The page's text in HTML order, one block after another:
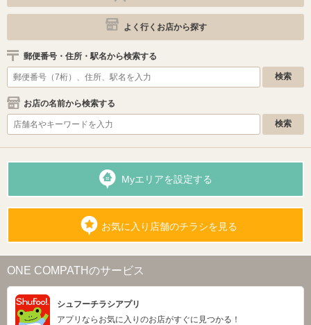
よく行くお店から探す
郵便番号・住所・駅名から検索する
お店の名前から検索する
Myエリアを設定する
お気に入り店舗のチラシを見る
ONE COMPATHのサービス
シュフーチラシアプリ
アプリならお気に入りのお店がすぐに見つかる！